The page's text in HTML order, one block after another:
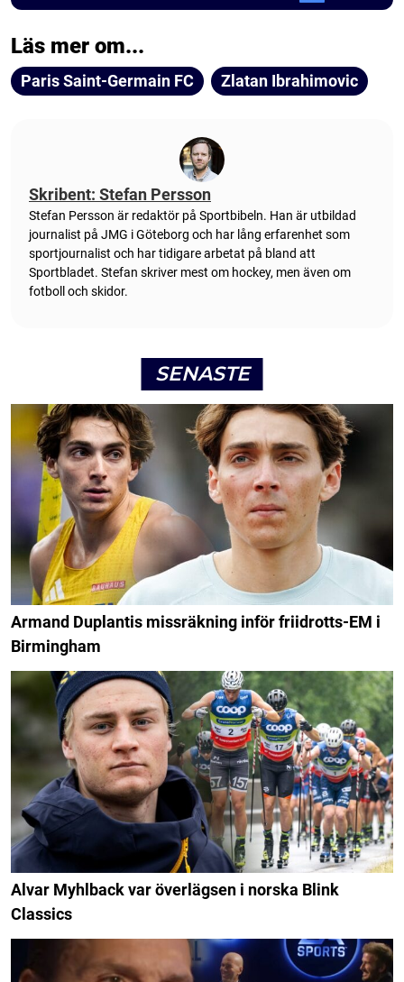
Läs mer om...
Paris Saint-Germain FC Zlatan Ibrahimovic
Skribent: Stefan Persson
Stefan Persson är redaktör på Sportbibeln. Han är utbildad
journalist på JMG i Göteborg och har lång erfarenhet som
sportjournalist och har tidigare arbetat på bland att
Sportbladet. Stefan skriver mest om hockey, men även om
fotboll och skidor.
SENASTE
Armand Duplantis missräkning inför friidrotts-EM i
Birmingham
Alvar Myhlback var överlägsen i norska Blink
Classics